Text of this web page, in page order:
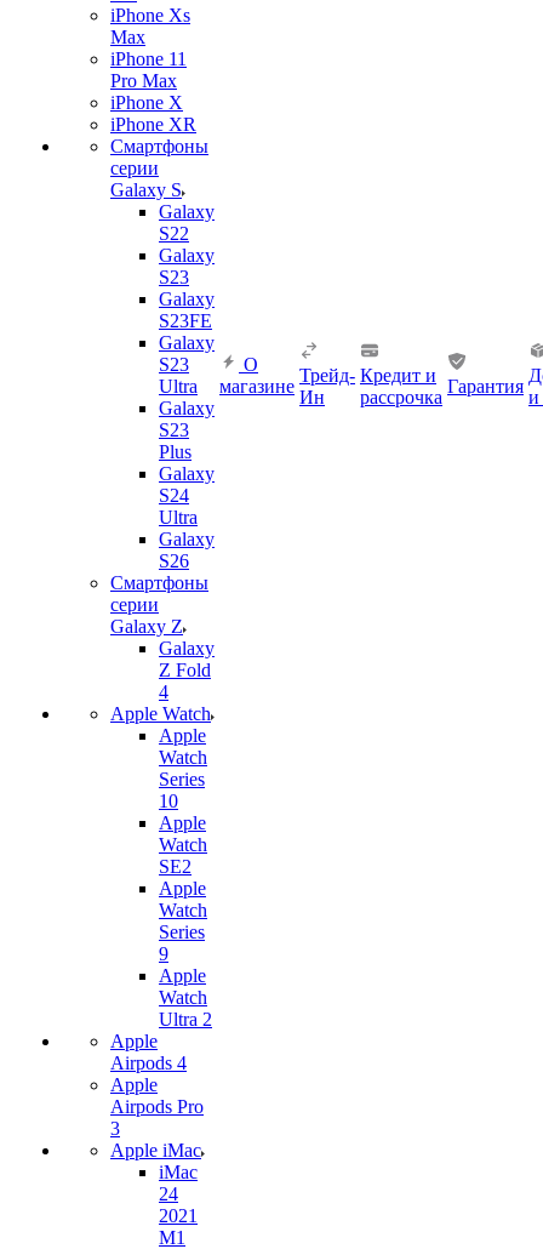
iPhone Xs
Max
iPhone 11
Pro Max
iPhone X
iPhone XR
Смартфоны
серии
Galaxy S
Galaxy
S22
Galaxy
S23
Galaxy
S23FE
Galaxy
S23
Ultra
Galaxy
S23
Plus
Galaxy
S24
Ultra
Galaxy
S26
Смартфоны
серии
Galaxy Z
Galaxy
Z Fold
4
Apple Watch
Apple
Watch
Series
10
Apple
Watch
SE2
Apple
Watch
Series
9
Apple
Watch
Ultra 2
Apple
Airpods 4
Apple
Airpods Pro
3
Apple iMac
iMac
24
2021
M1
О
магазине
Трейд-
Ин
Кредит и
рассрочка
Гарантия
и